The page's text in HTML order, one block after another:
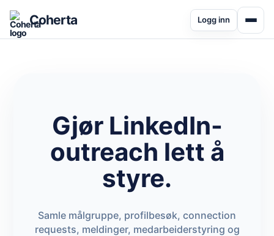
Coherta Logg inn
Gjør LinkedIn-
outreach lett å
styre.
Samle målgruppe, profilbesøk, connection
requests, meldinger, medarbeiderstyring og